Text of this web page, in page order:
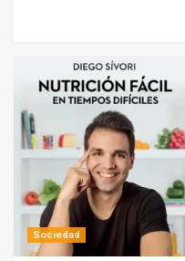
Sociedad